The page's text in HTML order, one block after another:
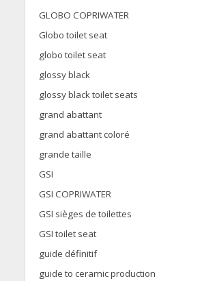
GLOBO COPRIWATER
Globo toilet seat
globo toilet seat
glossy black
glossy black toilet seats
grand abattant
grand abattant coloré
grande taille
GSI
GSI COPRIWATER
GSI sièges de toilettes
GSI toilet seat
guide définitif
guide to ceramic production